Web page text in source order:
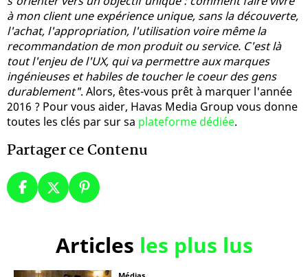
à mon client une expérience unique, sans la découverte,
l'achat, l'appropriation, l'utilisation voire même la
recommandation de mon produit ou service. C'est là
tout l'enjeu de l'UX, qui va permettre aux marques
ingénieuses et habiles de toucher le coeur des gens
durablement". Alors, êtes-vous prêt à marquer l'année
2016 ? Pour vous aider, Havas Media Group vous donne
toutes les clés par sur sa plateforme dédiée.
Partager ce Contenu
Articles les plus lus